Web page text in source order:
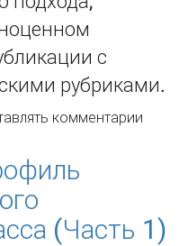
с
рубриками.
комментарии
(Часть 1)